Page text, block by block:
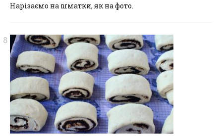
Нарізаємо на шматки, як на фото.